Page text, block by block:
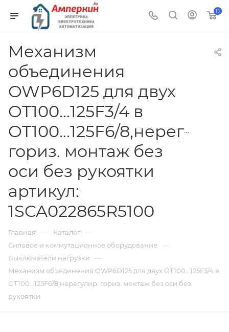
0
Механизм
объединения
OWP6D125 для двух
OT100...125F3/4 в
OT100...125F6/8,нерегулир.
гориз. монтаж без
оси без рукоятки
артикул:
1SCA022865R5100
Главная — Каталог —
Силовое и коммутационное оборудование —
Выключатели нагрузки —
Механизм объединения OWP6D125 для двух OT100...125F3/4 в
OT100...125F6/8,нерегулир. гориз. монтаж без оси без
рукоятки